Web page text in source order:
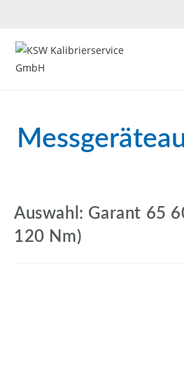
Auswahl: Garant 65
120 Nm)